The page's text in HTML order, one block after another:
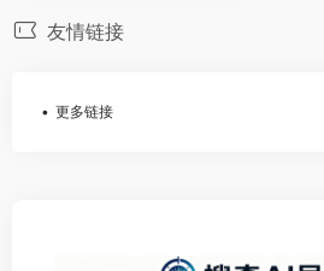
友情链接
更多链接